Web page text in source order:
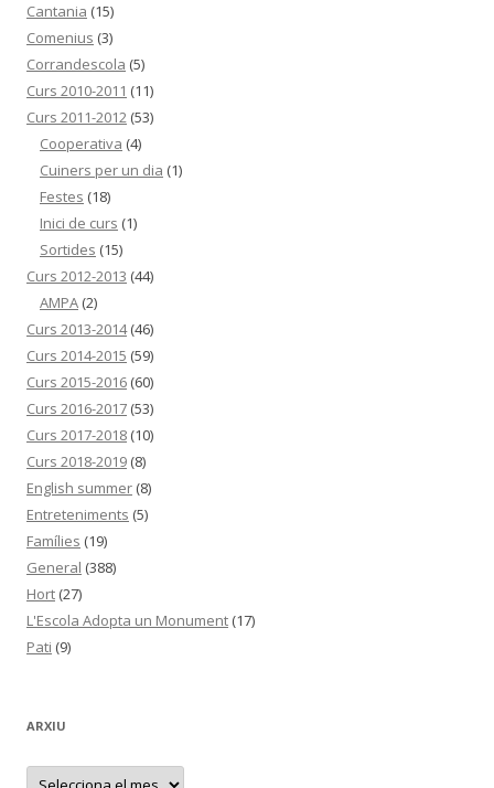
Cantania (15)
Comenius (3)
Corrandescola (5)
Curs 2010-2011 (11)
Curs 2011-2012 (53)
Cooperativa (4)
Cuiners per un dia (1)
Festes (18)
Inici de curs (1)
Sortides (15)
Curs 2012-2013 (44)
AMPA (2)
Curs 2013-2014(46)
Curs 2014-2015 (59)
Curs 2015-2016 (60)
Curs 2016-2017 (53)
Curs 2017-2018 (10)
Curs 2018-2019 (8)
English summer (8)
Entreteniments (5)
Famílies (19)
General (388)
Hort (27)
L'Escola Adopta un Monument (17)
Pati (9)
ARXIU
A